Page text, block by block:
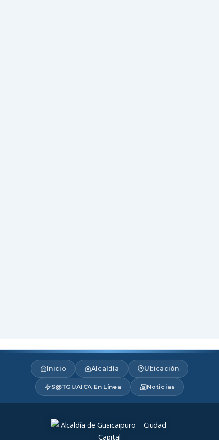
Inicio Alcaldía Ubicación
S@TGUAICA En Línea Noticias